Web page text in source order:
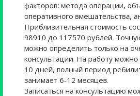
факторов: метода операции,
оперативного вмешательства,
Приблизительная стоимость
98910 до 117570 рублей.
можно определить только на
консультации. На работу
10 дней, полный период
занимает 6-12 месяцев.
Записаться на консультацию